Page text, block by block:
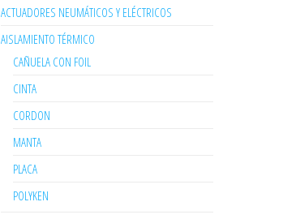
ACTUADORES NEUMÁTICOS Y ELÉCTRICOS
AISLAMIENTO TÉRMICO
CAÑUELA CON FOIL
CINTA
CORDON
MANTA
PLACA
POLYKEN